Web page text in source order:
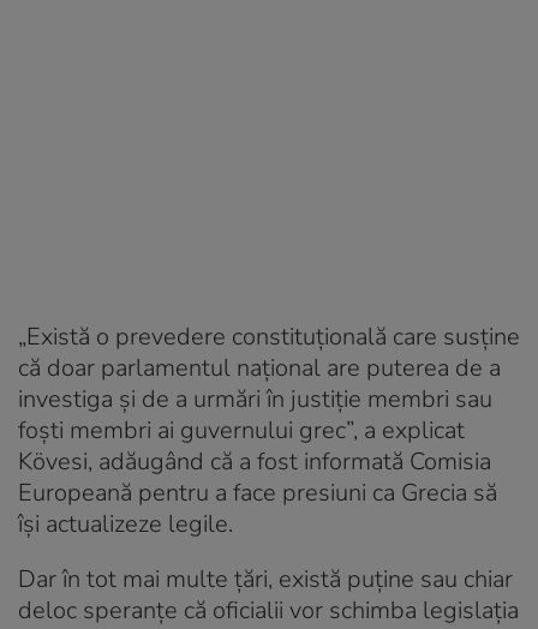
„Există o prevedere constituţională care susţine
că doar parlamentul naţional are puterea de a
investiga şi de a urmări în justiţie membri sau
foşti membri ai guvernului grec”, a explicat
Kövesi, adăugând că a fost informată Comisia
Europeană pentru a face presiuni ca Grecia să
îşi actualizeze legile.
Dar în tot mai multe ţări, există puţine sau chiar
deloc speranţe că oficialii vor schimba legislaţia